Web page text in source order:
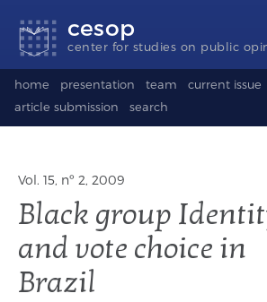
links
content
footer
selection
(Seletor
idioma)
cesop
center for studies on public
home presentation team current issue
article submission
search
Vol. 15, nº 2, 2009
Black group
and vote choice in
Brazil